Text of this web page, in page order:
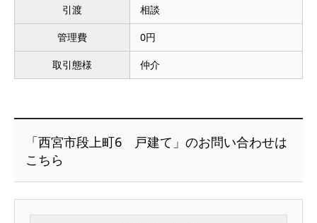
引渡 相談
管理費 0円
取引態様 仲介
「西宮市段上町6 戸建て」のお問い合わせは
こちら